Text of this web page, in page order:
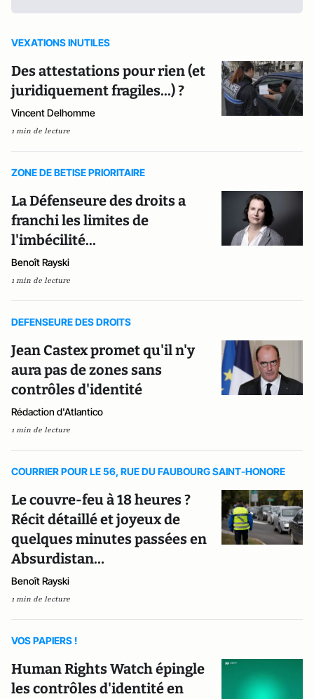
VEXATIONS INUTILES
Des attestations pour rien (et
juridiquement fragiles...) ?
Vincent Delhomme
1 min de lecture
ZONE DE BETISE PRIORITAIRE
La Défenseure des droits a
franchi les limites de
l'imbécilité...
Benoît Rayski
1 min de lecture
DEFENSEURE DES DROITS
Jean Castex promet qu'il n'y
aura pas de zones sans
contrôles d'identité
Rédaction d'Atlantico
1 min de lecture
COURRIER POUR LE 56, RUE DU FAUBOURG SAINT-HONORE
Le couvre-feu à 18 heures ?
Récit détaillé et joyeux de
quelques minutes passées en
Absurdistan…
Benoît Rayski
1 min de lecture
VOS PAPIERS !
Human Rights Watch épingle
les contrôles d'identité en